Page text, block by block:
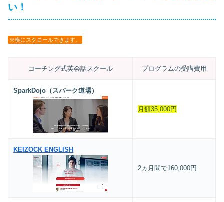
い！
※横にスクロールできます。
コーチング式英会話スクール プログラムの受講費用
SparkDojo（スパーク道場）
月額35,000円
KEIZOCK ENGLISH
2ヵ月間で160,000円